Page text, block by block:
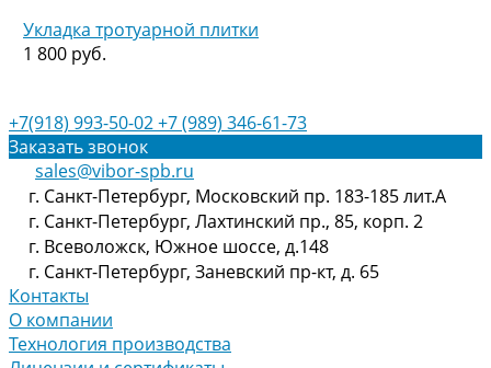
Укладка тротуарной плитки
1 800 руб.
+7(918) 993-50-02+7 (989) 346-61-73
Заказать звонок
sales@vibor-spb.ru
г. Санкт-Петербург, Московский пр. 183-185 лит.А
г. Санкт-Петербург, Лахтинский пр., 85, корп. 2
г. Всеволожск, Южное шоссе, д.148
г. Санкт-Петербург, Заневский пр-кт, д. 65
Контакты
О компании
Технология производства